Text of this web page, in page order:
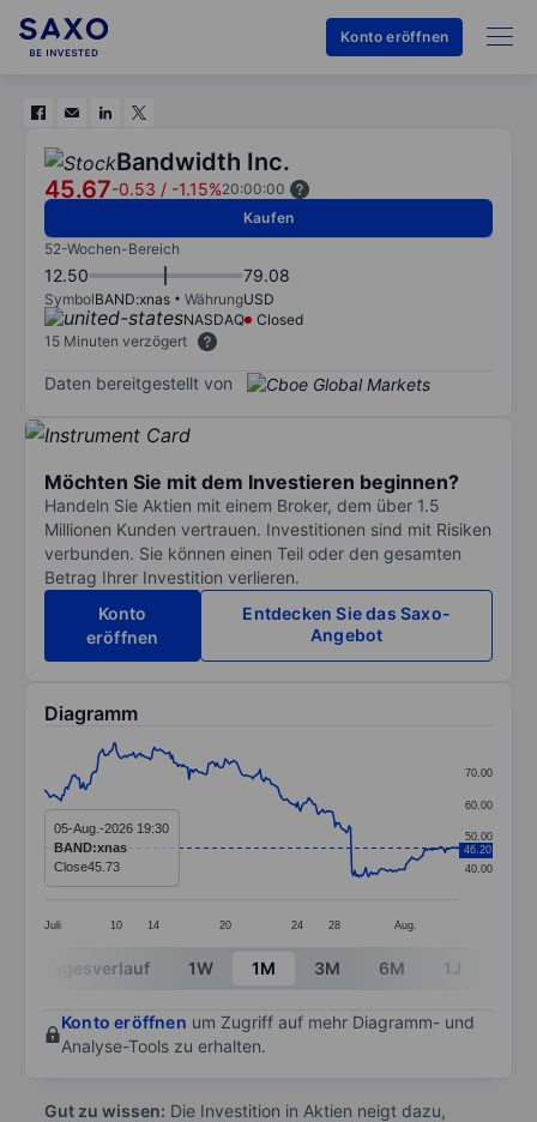
Konto eröffnen
Bandwidth Inc.
45.67-0.53 / -1.15%20:00:00
Kaufen
52-Wochen-Bereich
12.50 79.08
SymbolBAND:xnas WährungUSD
NASDAQ
Closed
15 Minuten verzögert
Daten bereitgestellt von
Möchten Sie mit dem Investieren beginnen?
Handeln Sie Aktien mit einem Broker, dem über 1.5
Millionen Kunden vertrauen. Investitionen sind mit Risiken
verbunden. Sie können einen Teil oder den gesamten
Betrag Ihrer Investition verlieren.
Konto
eröffnen
Entdecken Sie das Saxo-
Angebot
Diagramm
Line chart with 299 data points.
The chart has 1 X axis displaying categories.
The chart has 1 Y axis displaying values. Data
Juli 10 14 20 24 28 Aug.
40.00
50.00
60.00
70.00
46.20
05-Aug.-2026 19:30
BAND:xnas
Close45.73
End of interactive chart.
Tagesverlauf 1W 1M 3M 6M 1J
Konto eröffnen um Zugriff auf mehr Diagramm- und
Analyse-Tools zu erhalten.
Gut zu wissen: Die Investition in Aktien neigt dazu,